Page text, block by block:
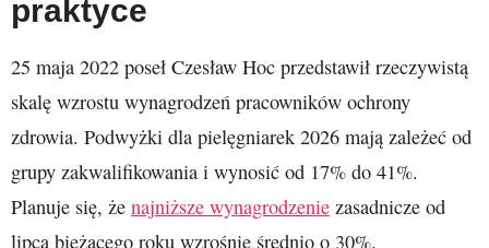
praktyce
25 maja 2022 poseł Czesław Hoc przedstawił rzeczywistą
skalę wzrostu wynagrodzeń pracowników ochrony
zdrowia. Podwyżki dla pielęgniarek 2026 mają zależeć od
grupy zakwalifikowania i wynosić od 17% do 41%.
Planuje się, że najniższe wynagrodzenie zasadnicze od
lipca bieżącego roku wzrośnie średnio o 30%.